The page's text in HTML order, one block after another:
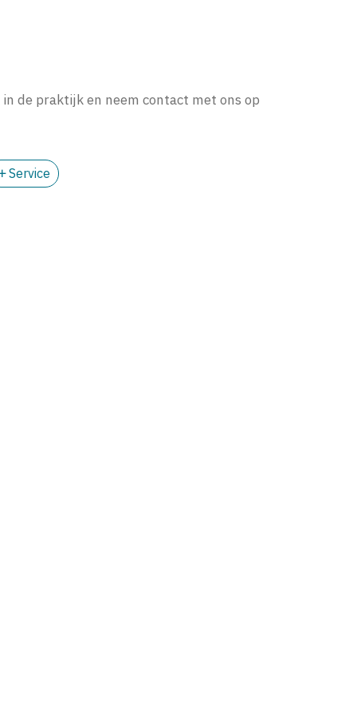
de praktijk en neem contact met ons op
Service